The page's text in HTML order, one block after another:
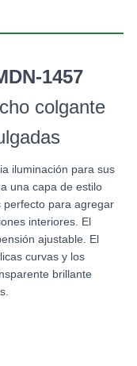
1457
colgante
iluminación para sus
una capa de estilo
perfecto para agregar
interiores. El
ajustable. El
curvas y los
brillante